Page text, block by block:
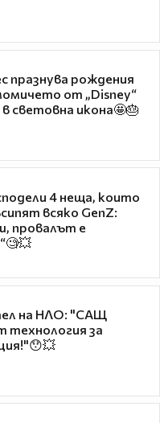
празнува рождения
от „Disney“
световна икона🤩🎂
4 неща, които
всяко GenZ:
провалът е
на НЛО: "САЩ
технология за